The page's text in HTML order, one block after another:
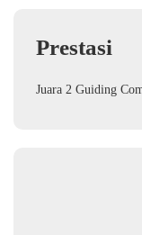
Prestasi
Juara 2 Guiding